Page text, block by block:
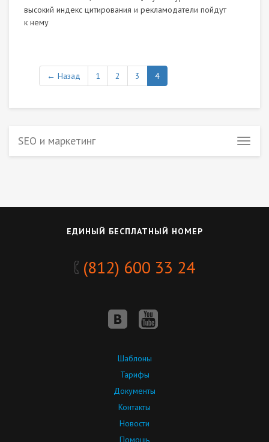
высокий индекс цитирования и рекламодатели пойдут
к нему
← Назад 1 2 3 4
SEO и маркетинг
ЕДИНЫЙ БЕСПЛАТНЫЙ НОМЕР
(812) 600 33 24
Шаблоны
Тарифы
Документы
Контакты
Новости
Помощь